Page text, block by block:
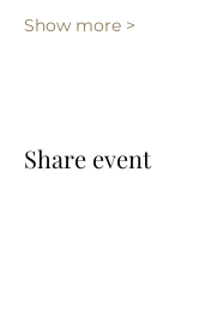
Show more >
Share event